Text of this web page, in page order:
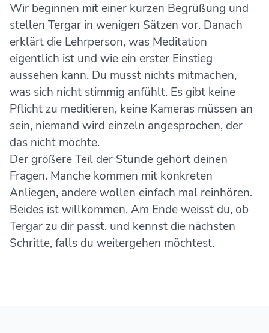
Wir beginnen mit einer kurzen Begrüßung und
stellen Tergar in wenigen Sätzen vor. Danach
erklärt die Lehrperson, was Meditation
eigentlich ist und wie ein erster Einstieg
aussehen kann. Du musst nichts mitmachen,
was sich nicht stimmig anfühlt. Es gibt keine
Pflicht zu meditieren, keine Kameras müssen an
sein, niemand wird einzeln angesprochen, der
das nicht möchte.
Der größere Teil der Stunde gehört deinen
Fragen. Manche kommen mit konkreten
Anliegen, andere wollen einfach mal reinhören.
Beides ist willkommen. Am Ende weisst du, ob
Tergar zu dir passt, und kennst die nächsten
Schritte, falls du weitergehen möchtest.